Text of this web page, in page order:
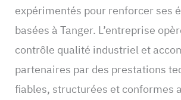
expérimentés pour renforcer ses
basées à Tanger. L’entreprise
contrôle qualité industriel et
partenaires par des prestations
fiables, structurées et conformes